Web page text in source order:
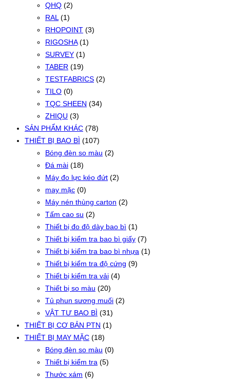
QHQ (2)
RAL (1)
RHOPOINT (3)
RIGOSHA (1)
SURVEY (1)
TABER (19)
TESTFABRICS (2)
TILO (0)
TQC SHEEN (34)
ZHIQU (3)
SẢN PHẨM KHÁC (78)
THIẾT BỊ BAO BÌ (107)
Bóng đèn so màu (2)
Đá mài (18)
Máy đo lực kéo đứt (2)
may mặc (0)
Máy nén thùng carton (2)
Tấm cao su (2)
Thiết bị đo độ dày bao bì (1)
Thiết bị kiểm tra bao bì giấy (7)
Thiết bị kiểm tra bao bì nhựa (1)
Thiết bị kiểm tra độ cứng (9)
Thiết bị kiểm tra vải (4)
Thiết bị so màu (20)
Tủ phun sương muối (2)
VẬT TƯ BAO BÌ (31)
THIẾT BỊ CƠ BẢN PTN (1)
THIẾT BỊ MAY MẶC (18)
Bóng đèn so màu (0)
Thiết bị kiểm tra (5)
Thước xám (6)